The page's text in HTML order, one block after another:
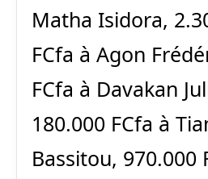
Matha Isidora,
FCfa à Agon
FCfa à Davakan
180.000 FCfa à
Bassitou, 970.000